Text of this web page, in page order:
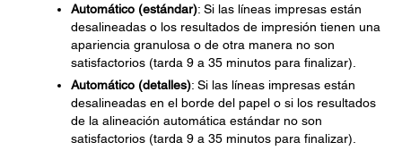
Automático (estándar): Si las líneas impresas están
desalineadas o los resultados de impresión tienen una
apariencia granulosa o de otra manera no son
satisfactorios (tarda 9 a 35 minutos para finalizar).
Automático (detalles): Si las líneas impresas están
desalineadas en el borde del papel o si los resultados
de la alineación automática estándar no son
satisfactorios (tarda 9 a 35 minutos para finalizar).